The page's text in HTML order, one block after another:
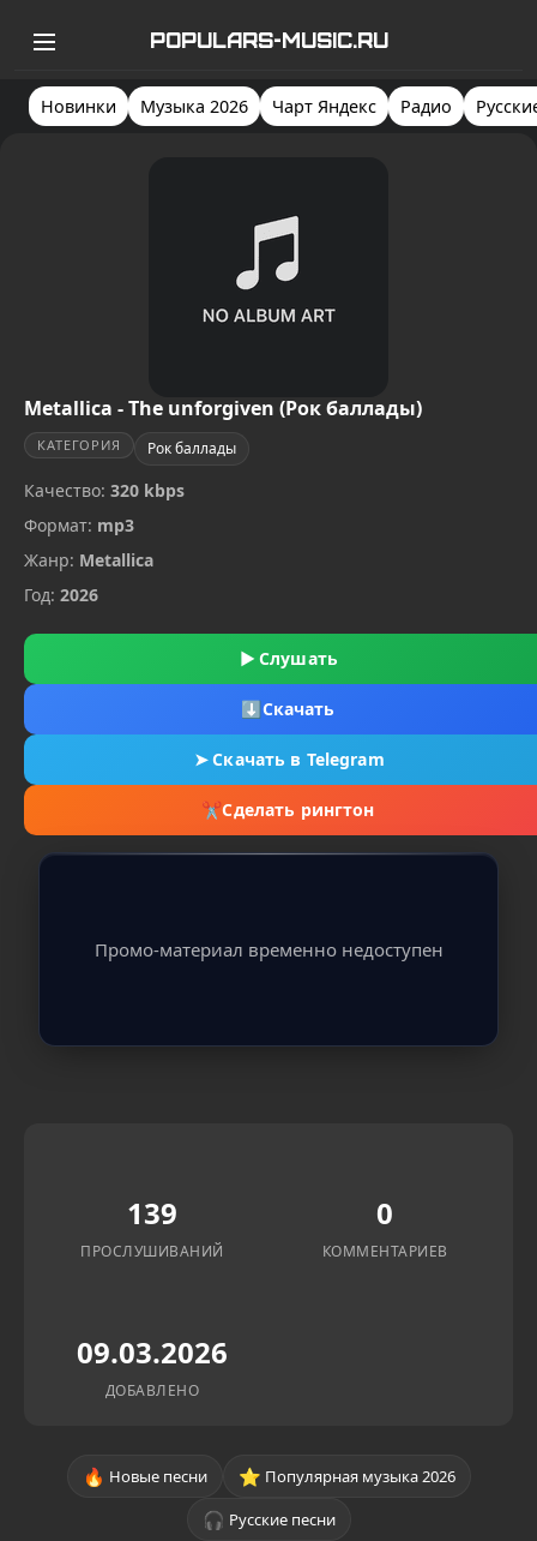
POPULARS-MUSIC.RU
Новинки Музыка 2026 Чарт Яндекс Радио
Metallica - The unforgiven (Рок баллады)
КАТЕГОРИЯ Рок баллады
Качество: 320 kbps
Формат: mp3
Жанр: Metallica
Год: 2026
▶ Слушать
⬇Скачать
➤Скачать в Telegram
✂Сделать рингтон
Промо-материал временно недоступен
139
ПРОСЛУШИВАНИЙ
0
КОММЕНТАРИЕВ
09.03.2026
ДОБАВЛЕНО
🔥 Новые песни ⭐ Популярная музыка 2026
🎧 Русские песни